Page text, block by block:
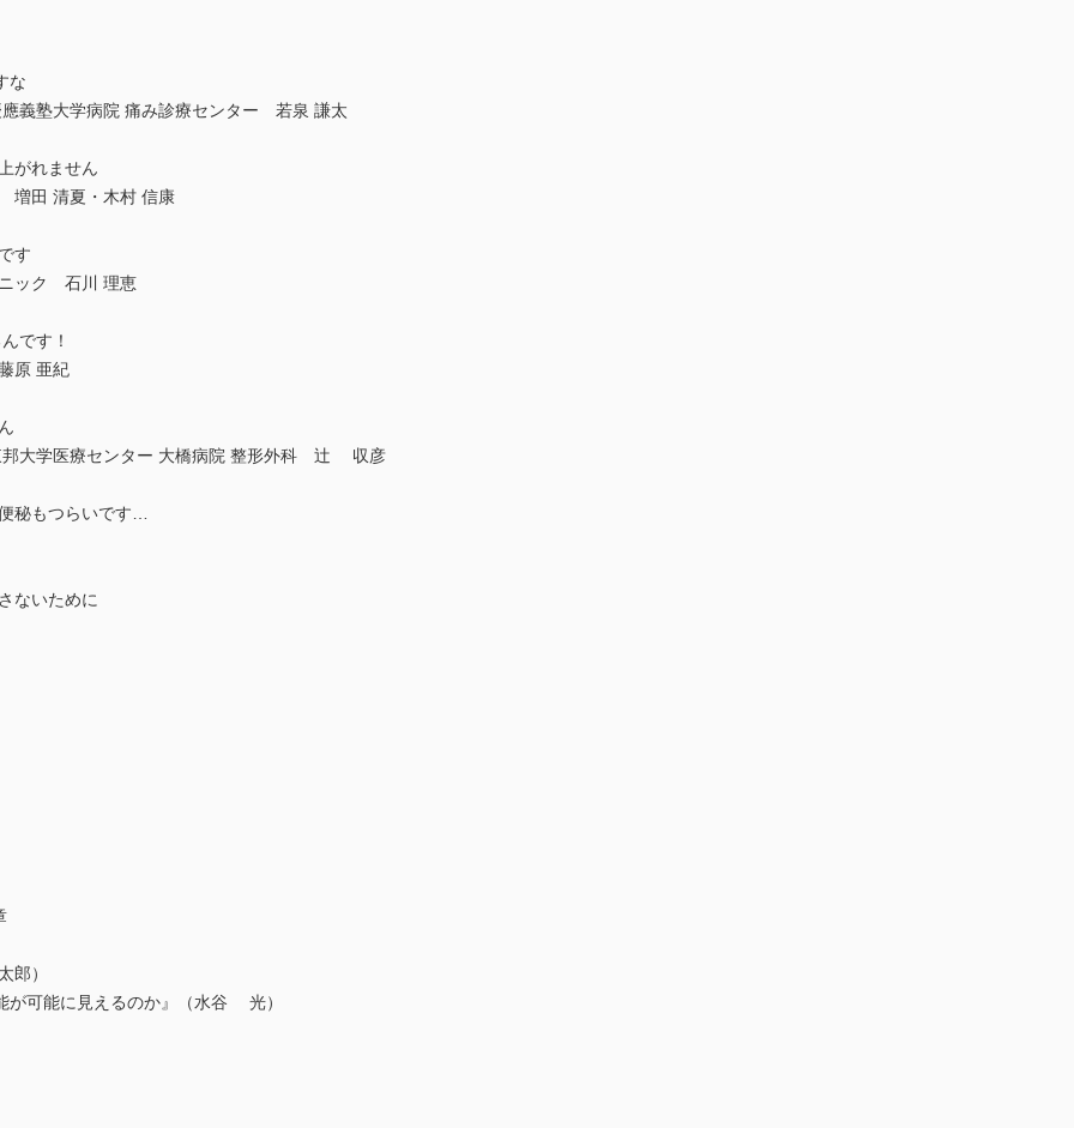
な
義塾大学病院 痛み診療センター 若泉 謙太
がれません
増田 清夏・木村 信康
す
ック 石川 理恵
です！
原 亜紀
邦大学医療センター 大橋病院 整形外科 辻 収彦
秘もつらいです…
ないために
郎）
が可能に見えるのか』（水谷 光）